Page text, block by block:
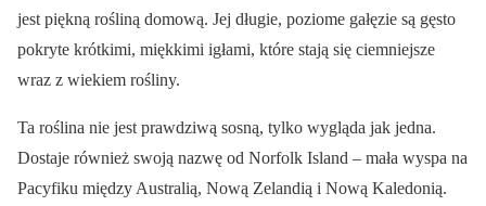
jest piękną rośliną domową. Jej długie, poziome gałęzie są gęsto
pokryte krótkimi, miękkimi igłami, które stają się ciemniejsze
wraz z wiekiem rośliny.
Ta roślina nie jest prawdziwą sosną, tylko wygląda jak jedna.
Dostaje również swoją nazwę od Norfolk Island – mała wyspa na
Pacyfiku między Australią, Nową Zelandią i Nową Kaledonią.